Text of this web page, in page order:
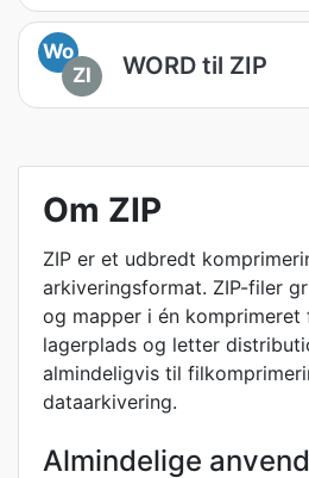
Wo
ZI
WORD til ZIP
Om ZIP
ZIP er et udbredt
arkiveringsformat. ZIP-filer
og mapper i én
lagerplads og letter
almindeligvis til
dataarkivering.
Almindelige